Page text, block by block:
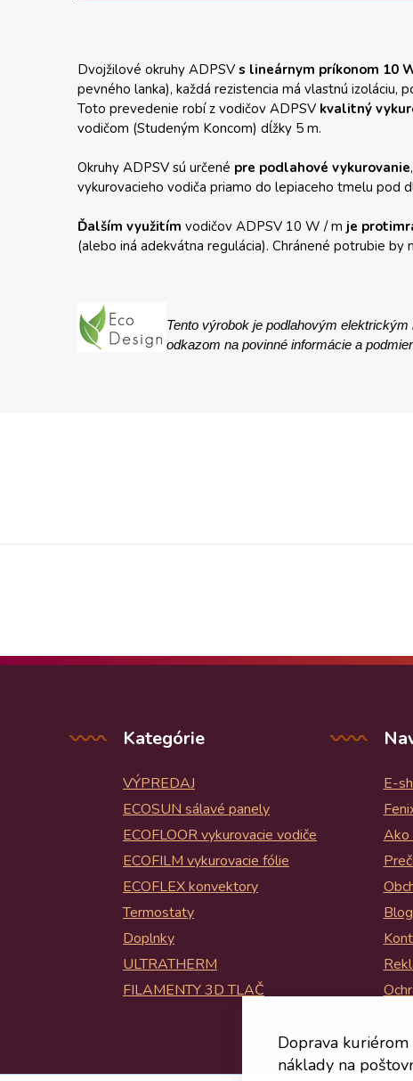
Dvojžilové okruhy ADPSV s lineárnym príkonom 10
pevného lanka), každá rezistencia má vlastnú izoláciu,
Toto prevedenie robí z vodičov ADPSV kvalitný
vodičom (Studeným Koncom) dĺžky 5 m.
Okruhy ADPSV sú určené pre podlahové vykurovanie
vykurovacieho vodiča priamo do lepiaceho tmelu pod
Ďalším využitím vodičov ADPSV 10 W / m je
(alebo iná adekvátna regulácia). Chránené potrubie
Tento výrobok je podlahovým
odkazom na povinné informácie a
Kategórie
VÝPREDAJ
ECOSUN sálavé panely
ECOFLOOR vykurovacie vodiče
ECOFILM vykurovacie fólie
ECOFLEX konvektory
Termostaty
Doplnky
ULTRATHERM
FILAMENTY 3D TLAČ
E-
Ako
Blog
Doprava
náklady na